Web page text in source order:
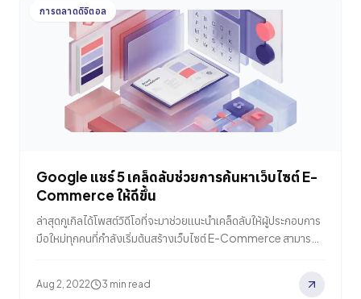
การตลาดดิจิตอล
Google แชร์ 5 เคล็ดลับช่วยการค้นหาเว็บไซต์ E-
Commerce ให้ดีขึ้น
ล่าสุดกูเกิลได้โพสต์วิดีโอที่จะมาช่วยแนะนำเคล็ดลับให้ผู้ประกอบการ
มือใหม่ทุกคนที่กำลังเริ่มต้นสร้างเว็บไซต์ E-Commerce สามารถ
ซึ่งจะแบ่งออกเป็น 3 องค์ประกอบหลักๆ ดังนี้ รูปภาพสินค้าที่ดีจะ
Aug 2, 2022 3 min read